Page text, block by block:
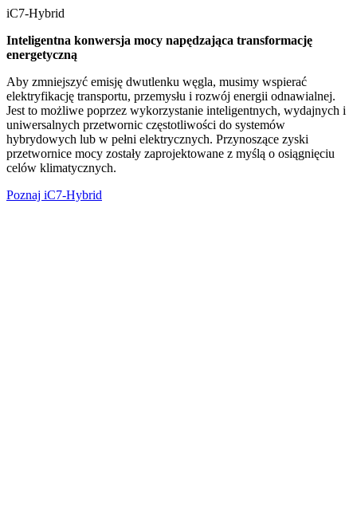
iC7-Hybrid
Inteligentna konwersja mocy napędzająca transformację
energetyczną
Aby zmniejszyć emisję dwutlenku węgla, musimy wspierać
elektryfikację transportu, przemysłu i rozwój energii odnawialnej.
Jest to możliwe poprzez wykorzystanie inteligentnych, wydajnych i
uniwersalnych przetwornic częstotliwości do systemów
hybrydowych lub w pełni elektrycznych. Przynoszące zyski
przetwornice mocy zostały zaprojektowane z myślą o osiągnięciu
celów klimatycznych.
Poznaj iC7-Hybrid